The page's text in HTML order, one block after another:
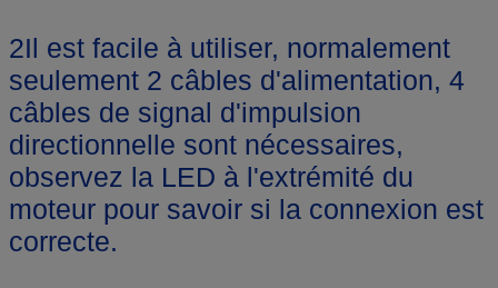
2Il est facile à utiliser, normalement
seulement 2 câbles d'alimentation, 4
câbles de signal d'impulsion
directionnelle sont nécessaires,
observez la LED à l'extrémité du
moteur pour savoir si la connexion est
correcte.